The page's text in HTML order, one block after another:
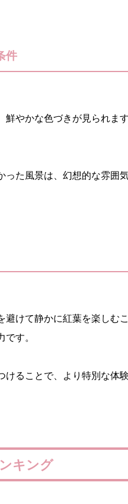
件
やかな色づきが見られま
った風景は、幻想的な雰囲
けて静かに紅葉を楽しむ
す。
けることで、より特別な体
キング